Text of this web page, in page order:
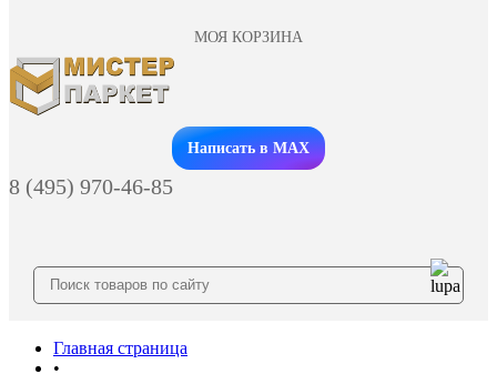
МОЯ КОРЗИНА
Заказать звонок
Написать в MAX
8 (495) 970-46-85
Главная страница
•